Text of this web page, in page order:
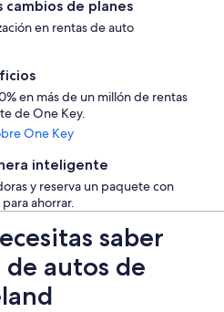
de planes
en rentas de auto
en más de un millón de rentas
de One Key.
One Key
inteligente
y reserva un paquete con
ahorrar.
saber
autos de